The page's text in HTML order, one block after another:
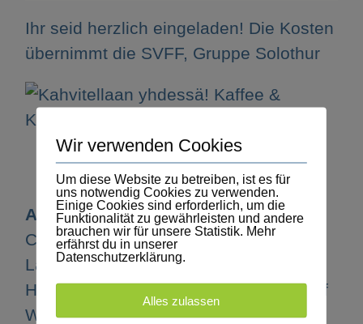
Ihr seid herzlich eingeladen! Die Kosten
übernimmt die SVFF, Gruppe Solothur
Achtung, neuer Ort:
Cafébar Barock Solothurn,
Landhausquai 5, am ‘Aaremürli’Vom
Hauptbahnhof ca.10 min, vom Bahnhof
West ca. 5 min Fussmarsch
Wir verwenden Cookies
Um diese Website zu betreiben, ist es für
uns notwendig Cookies zu verwenden.
Einige Cookies sind erforderlich, um die
Funktionalität zu gewährleisten und andere
brauchen wir für unsere Statistik. Mehr
erfährst du in unserer
Datenschutzerklärung.
Alles zulassen